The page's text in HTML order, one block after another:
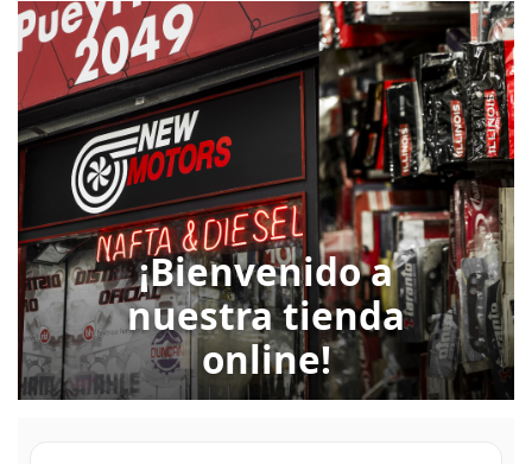
¡Bienvenido a
nuestra tienda
online!